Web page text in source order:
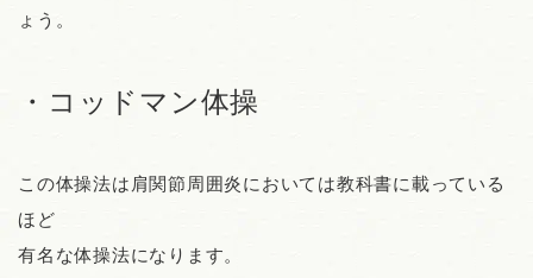
ょう。
・コッドマン体操
この体操法は肩関節周囲炎においては教科書に載っている
ほど
有名な体操法になります。